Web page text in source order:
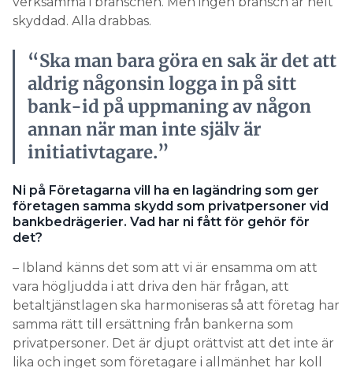
skyddad. Alla drabbas.
“Ska man bara göra en sak är det att
aldrig någonsin logga in på sitt
bank-id på uppmaning av någon
annan när man inte själv är
initiativtagare.”
Ni på Företagarna vill ha en lagändring som ger
företagen samma skydd som privatpersoner vid
bankbedrägerier. Vad har ni fått för gehör för
det?
– Ibland känns det som att vi är ensamma om att
vara högljudda i att driva den här frågan, att
betaltjänstlagen ska harmoniseras så att företag har
samma rätt till ersättning från bankerna som
privatpersoner. Det är djupt orättvist att det inte är
lika och inget som företagare i allmänhet har koll